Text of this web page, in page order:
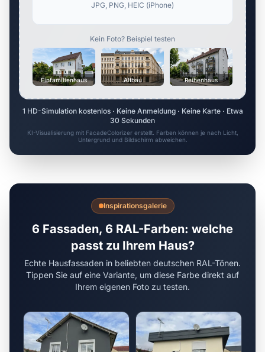
JPG, PNG, HEIC (iPhone)
Kein Foto? Beispiel testen
Einfamilienhaus Altbau Reihenhaus
1 HD-Simulation kostenlos · Keine Anmeldung · Keine Karte · Etwa
30 Sekunden
KI-Visualisierung mit FacadeColorizer erstellt. Farben können je nach Licht,
Untergrund und Bildschirm abweichen.
Inspirationsgalerie
6 Fassaden, 6 RAL-Farben: welche
passt zu Ihrem Haus?
Echte Hausfassaden in beliebten deutschen RAL-Tönen.
Tippen Sie auf eine Variante, um diese Farbe direkt auf
Ihrem eigenen Foto zu testen.